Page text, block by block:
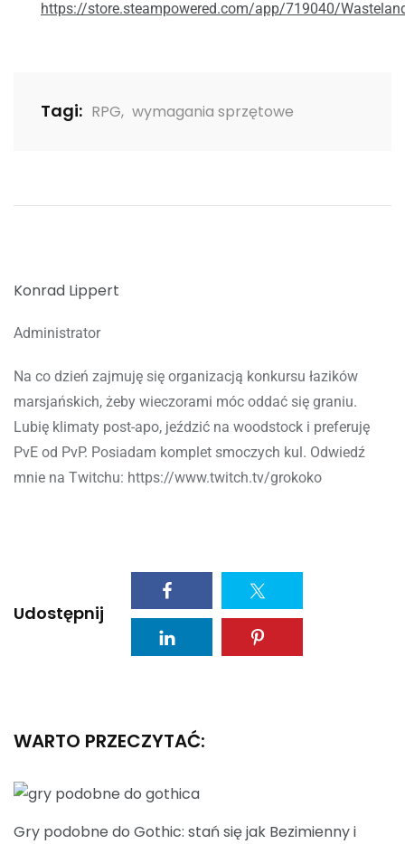
https://store.steampowered.com/app/719040/
Tagi: RPG, wymagania sprzętowe
Konrad Lippert
Administrator
Na co dzień zajmuję się organizacją konkursu łazików
marsjańskich, żeby wieczorami móc oddać się graniu.
Lubię klimaty post-apo, jeździć na woodstock i preferuję
PvE od PvP. Posiadam komplet smoczych kul. Odwiedź
mnie na Twitchu: https://www.twitch.tv/grokoko
Udostępnij
WARTO PRZECZYTAĆ:
Gry podobne do Gothic: stań się jak Bezimienny i